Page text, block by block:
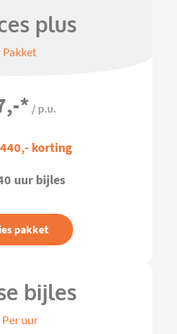
plus
Pakket
* / p.u.
korting
uur bijles
pakket
bijles
Per uur